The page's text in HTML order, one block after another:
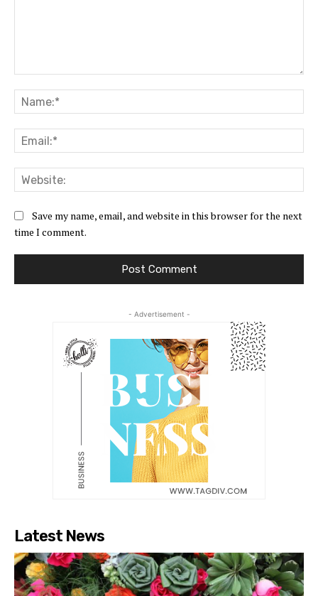
Save my name, email, and website in this browser for the next
time I comment.
- Advertisement -
Latest News